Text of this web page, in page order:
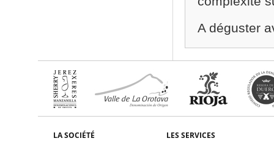
A déguster
LA SOCIÉTÉ LES SERVICES